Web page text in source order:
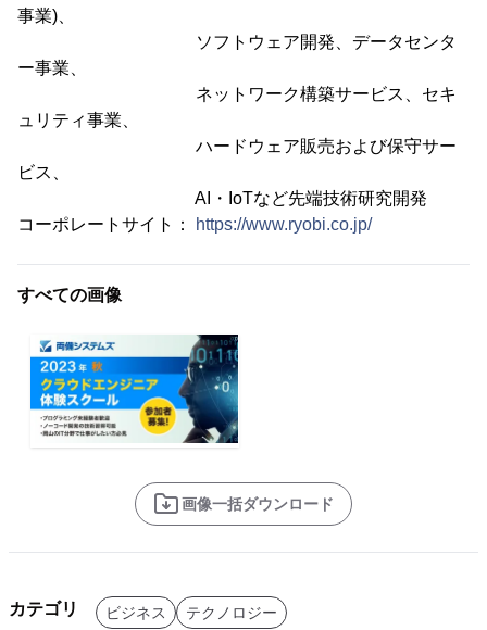
事業)、
ソフトウェア開発、データセンタ
ー事業、
ネットワーク構築サービス、セキ
ュリティ事業、
ハードウェア販売および保守サー
ビス、
AI・IoTなど先端技術研究開発
コーポレートサイト：
https://www.ryobi.co.jp/
すべての画像
画像一括ダウンロード
カテゴリ ビジネス テクノロジー